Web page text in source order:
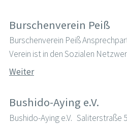
Burschenverein Peiß
Burschenverein Peiß
Verein ist in den Sozialen
Weiter
Bushido-Aying e.V.
Bushido-Aying e.V. Saliterstraße